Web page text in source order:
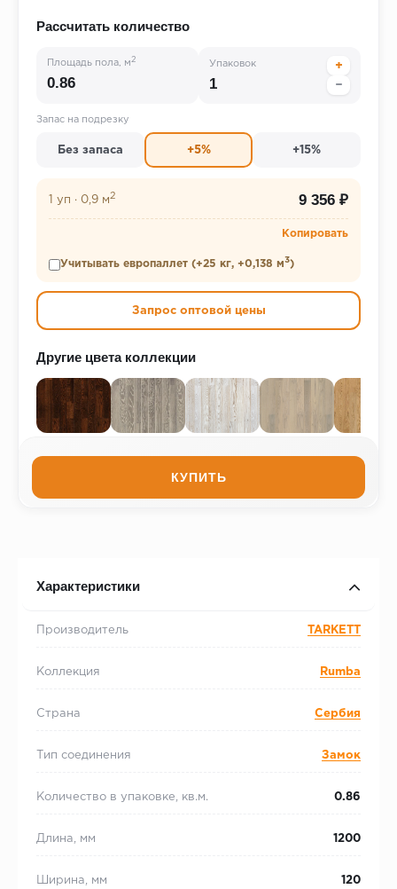
Рассчитать количество
Площадь пола, м 2
Упаковок
+
−
Запас на подрезку
Без запаса +5% +15%
1 уп · 0,9 м 2 9 356 ₽
Копировать
Учитывать европаллет (+25 кг, +0,138 м3)
Запрос оптовой цены
Другие цвета коллекции
КУПИТЬ
Характеристики
Производитель TARKETT
Коллекция Rumba
Страна Сербия
Тип соединения Замок
Количество в упаковке, кв.м. 0.86
Длина, мм 1200
Ширина, мм 120